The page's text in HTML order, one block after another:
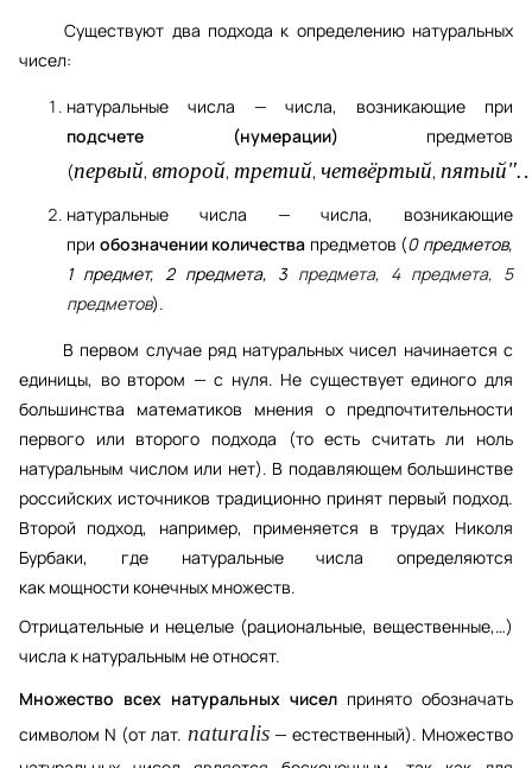
Существуют два подхода к определению натуральных
чисел:
подсчете (нумерации) предметов
(первый, второй, третий, четвёртый,
натуральные числа — числа, возникающие
при обозначении количества предметов (0 предметов,
1 предмет, 2 предмета, 3 предмета, 4 предмета, 5
предметов).
В первом случае ряд натуральных чисел начинается с
единицы, во втором — с нуля. Не существует единого для
большинства математиков мнения о предпочтительности
первого или второго подхода (то есть считать ли ноль
натуральным числом или нет). В подавляющем большинстве
российских источников традиционно принят первый подход.
Второй подход, например, применяется в трудах Николя
Бурбаки, где натуральные числа определяются
как мощности конечных множеств.
Отрицательные и нецелые (рациональные, вещественные,…)
числа к натуральным не относят.
Множество всех натуральных чисел принято обозначать
символом N (от лат. naturalis — естественный). Множество